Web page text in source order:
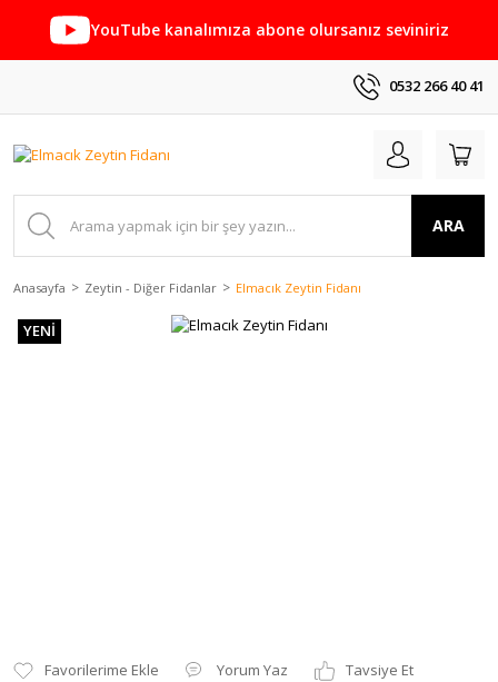
YouTube kanalımıza abone olursanız seviniriz
0532 266 40 41
ARA
Anasayfa Zeytin - Diğer Fidanlar Elmacık Zeytin Fidanı
YENİ
Yorum Yaz
Tavsiye Et